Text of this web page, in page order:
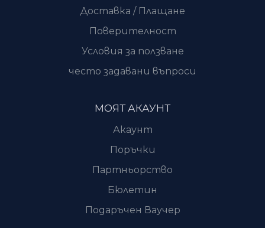
Доставка / Плащане
Поверителност
Условия за ползване
често задавани въпроси
МОЯТ АКАУНТ
Акаунт
Поръчки
Партньорство
Бюлетин
Подаръчен Ваучер